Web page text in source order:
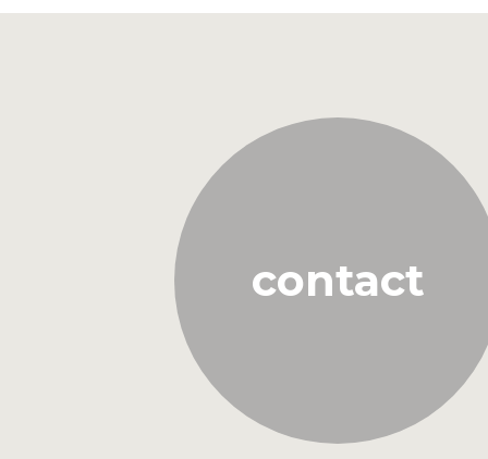
contact